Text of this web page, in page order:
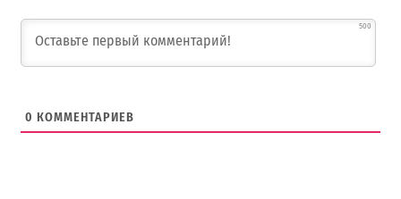
500
0 КОММЕНТАРИЕВ